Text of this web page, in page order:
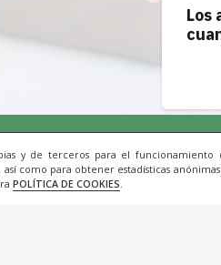
y de terceros para el
como para obtener estadísticas
POLÍTICA DE COOKIES
Los